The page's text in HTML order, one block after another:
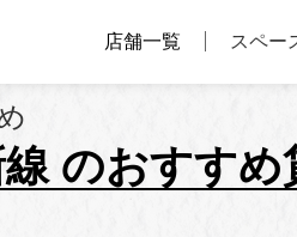
店舗一覧 スペー
のおすす